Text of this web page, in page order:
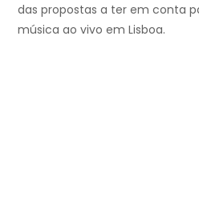
das propostas a ter em conta
música ao vivo em Lisboa.